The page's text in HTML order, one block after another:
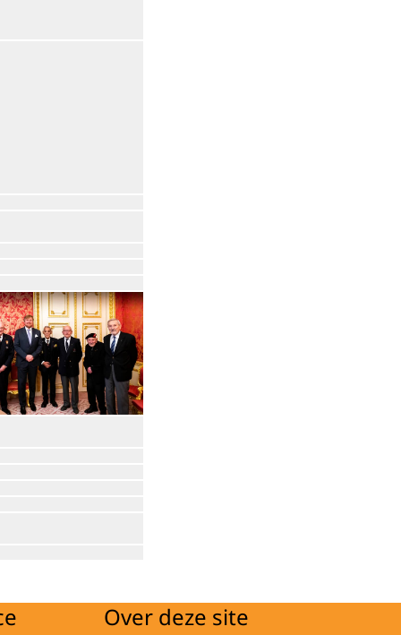
vergrote weergave
vergrote weergave
weergave
vergrote weergave
Open de galerij in vergrote weergave
vergrote weergave
vergrote weergave
vergrote weergave
vergrote weergave
Over deze site